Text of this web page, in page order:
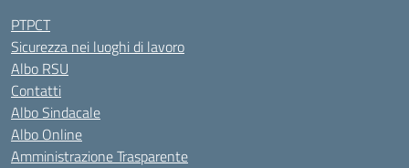
PTPCT
Sicurezza nei luoghi di lavoro
Albo RSU
Contatti
Albo Sindacale
Albo Online
Amministrazione Trasparente